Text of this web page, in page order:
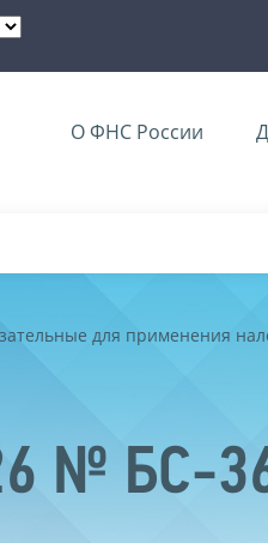
О ФНС России
для применения
№ БС-